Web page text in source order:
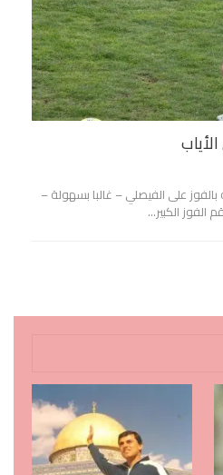
على الفيصلي – غالبا بسهولة –
الفوز الكبير…